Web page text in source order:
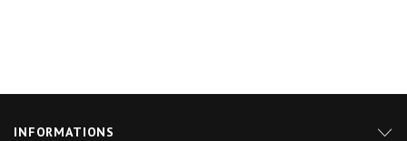
INFORMATIONS